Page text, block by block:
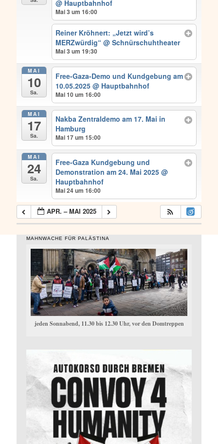
@ Hauptbahnhof
Mai 3 um 16:00
Reiner Kröhnert: „Jetzt wird’s
MERZwürdig“@ Schnürschuhtheater
Mai 3 um 19:30
MAI
10
Sa.
Free-Gaza-Demo und Kundgebung am
10.05.2025@ Hauptbahnhof
Mai 10 um 16:00
MAI
17
Sa.
Nakba Zentraldemo am 17. Mai in
Hamburg
Mai 17 um 15:00
MAI
24
Sa.
Free-Gaza Kundgebung und
Demonstration am 24. Mai 2025@
Hauptbahnhof
Mai 24 um 16:00
APR. – MAI 2025
MAHNWACHE FÜR PALÄSTINA
jeden Sonnabend, 11.30 bis 12.30 Uhr, vor den Domtreppen